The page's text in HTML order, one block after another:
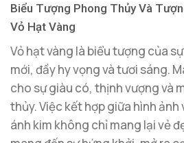
Biểu Tượng Phong Thủy Và
Vỏ Hạt Vàng
Vỏ hạt vàng là biểu tượng của
mới, đầy hy vọng và tươi sáng.
cho sự giàu có, thịnh vượng và
thủy. Việc kết hợp giữa hình ảnh
ánh kim không chỉ mang lại vẻ